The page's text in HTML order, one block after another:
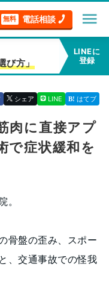
無料 電話相談 menu
び方」
LINEに
登録
シェア LINE はてブ
肉に直接アプ
で症状緩和を
。
骨盤の歪み、スポー
、交通事故での怪我